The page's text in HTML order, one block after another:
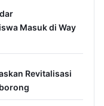
Masuk di Way
Revitalisasi